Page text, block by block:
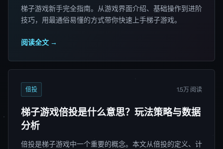
梯子游戏新手完全指南。从游戏界面介绍、基础操作到进阶
技巧，用最通俗易懂的方式带你快速上手梯子游戏。
阅读全文 →
倍投 1.5万 阅读
梯子游戏倍投是什么意思？玩法策略与数据
分析
倍投是梯子游戏中一个重要的概念。本文从倍投的定义、计